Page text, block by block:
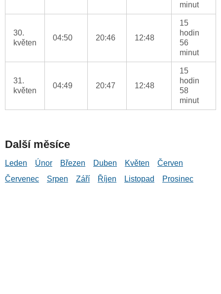
minut
30.
květen
04:50 20:46 12:48
15
hodin
56
minut
31.
květen
04:49 20:47 12:48
15
hodin
58
minut
Další měsíce
Leden Únor Březen Duben Květen
Červen
Červenec
Srpen Září Říjen Listopad Prosinec